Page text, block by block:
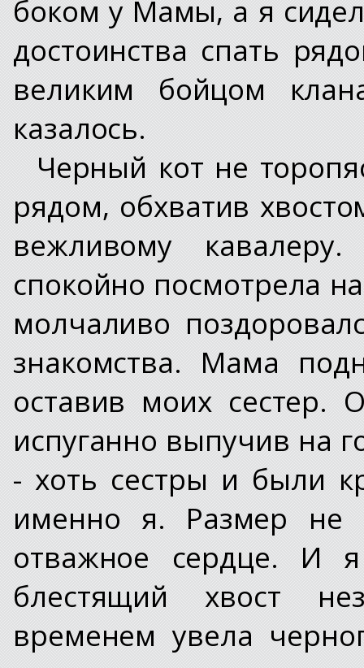
боком у Мамы, а я
достоинства спать
великим бойцом
казалось.
Черный кот не
рядом, обхватив
вежливому
спокойно посмотрела
молчаливо
знакомства. Мама
оставив моих
испуганно выпучив на
- хоть сестры и были
именно я. Размер не
отважное сердце. И
блестящий хвост
временем увела